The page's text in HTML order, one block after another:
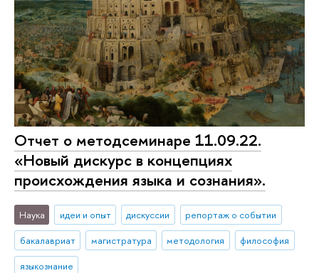
Отчет о методсеминаре 11.09.22.
«Новый дискурс в концепциях
происхождения языка и сознания».
Наука идеи и опыт дискуссии
репортаж о событии
бакалавриат
магистратура методология
философия
языкознание